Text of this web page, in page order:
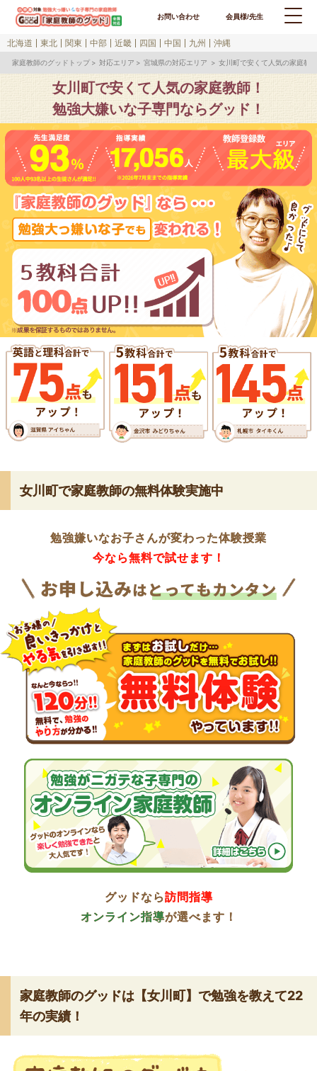
お問い合わせ 会員様/先生
北海道 東北 関東 中部 近畿 四国 中国 九州 沖縄
家庭教師のグッドトップ 対応エリア 宮城県の対応エリア 女川町で安くて人気の家庭教
女川町で安くて人気の家庭教師！
勉強大嫌いな子専門ならグッド！
女川町で家庭教師の無料体験実施中
勉強嫌いなお子さんが変わった体験授業
今なら無料で試せます！
グッドなら訪問指導
オンライン指導が選べます！
家庭教師のグッドは【女川町】で勉強を教えて22
年の実績！